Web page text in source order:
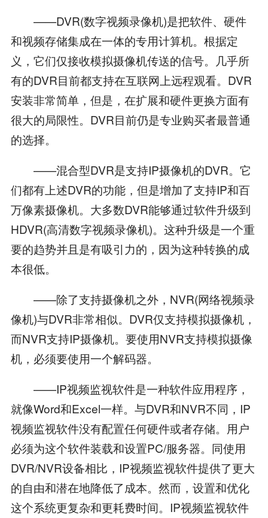
——DVR(数字视频录像机)是把软件、硬件
和视频存储集成在一体的专用计算机。根据定
义，它们仅接收模拟摄像机传送的信号。几乎所
有的DVR目前都支持在互联网上远程观看。DVR
安装非常简单，但是，在扩展和硬件更换方面有
很大的局限性。DVR目前仍是专业购买者最普通
的选择。
——混合型DVR是支持IP摄像机的DVR。它
们都有上述DVR的功能，但是增加了支持IP和百
万像素摄像机。大多数DVR能够通过软件升级到
HDVR(高清数字视频录像机)。这种升级是一个重
要的趋势并且是有吸引力的，因为这种转换的成
本很低。
——除了支持摄像机之外，NVR(网络视频录
像机)与DVR非常相似。DVR仅支持模拟摄像机，
而NVR支持IP摄像机。要使用NVR支持模拟摄像
机，必须要使用一个解码器。
——IP视频监视软件是一种软件应用程序，
就像Word和Excel一样。与DVR和NVR不同，IP
视频监视软件没有配置任何硬件或者存储。用户
必须为这个软件装载和设置PC/服务器。同使用
DVR/NVR设备相比，IP视频监视软件提供了更大
的自由和潜在地降低了成本。然而，设置和优化
这个系统更复杂和更耗费时间。IP视频监视软件